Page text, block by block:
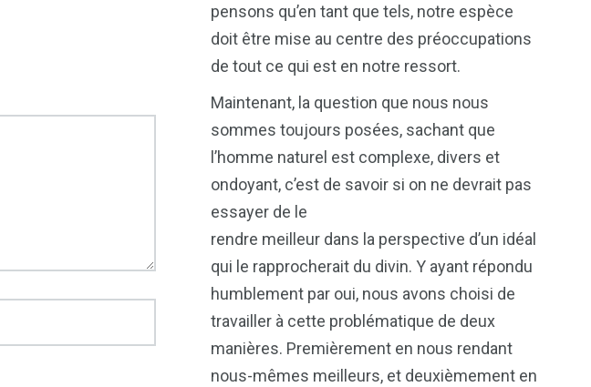
pensons qu’en tant que tels, notre espèce
doit être mise au centre des préoccupations
de tout ce qui est en notre ressort.
Maintenant, la question que nous nous
sommes toujours posées, sachant que
l’homme naturel est complexe, divers et
ondoyant, c’est de savoir si on ne devrait pas
essayer de le
rendre meilleur dans la perspective d’un idéal
qui le rapprocherait du divin. Y ayant répondu
humblement par oui, nous avons choisi de
travailler à cette problématique de deux
manières. Premièrement en nous rendant
nous-mêmes meilleurs, et deuxièmement en